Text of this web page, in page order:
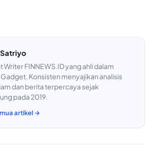
Writer FINNEWS.ID yang ahli dalam
Konsisten menyajikan analisis
dan berita terpercaya sejak
pada 2019.
artikel →